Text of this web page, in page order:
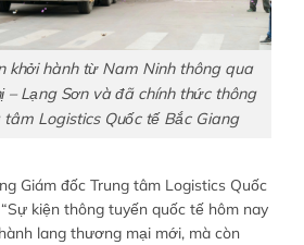
khởi hành từ Nam Ninh thông qua
– Lạng Sơn và đã chính thức thông
Logistics Quốc tế Bắc Giang
Giám đốc Trung tâm Logistics Quốc
kiện thông tuyến quốc tế hôm nay
lang thương mại mới, mà còn